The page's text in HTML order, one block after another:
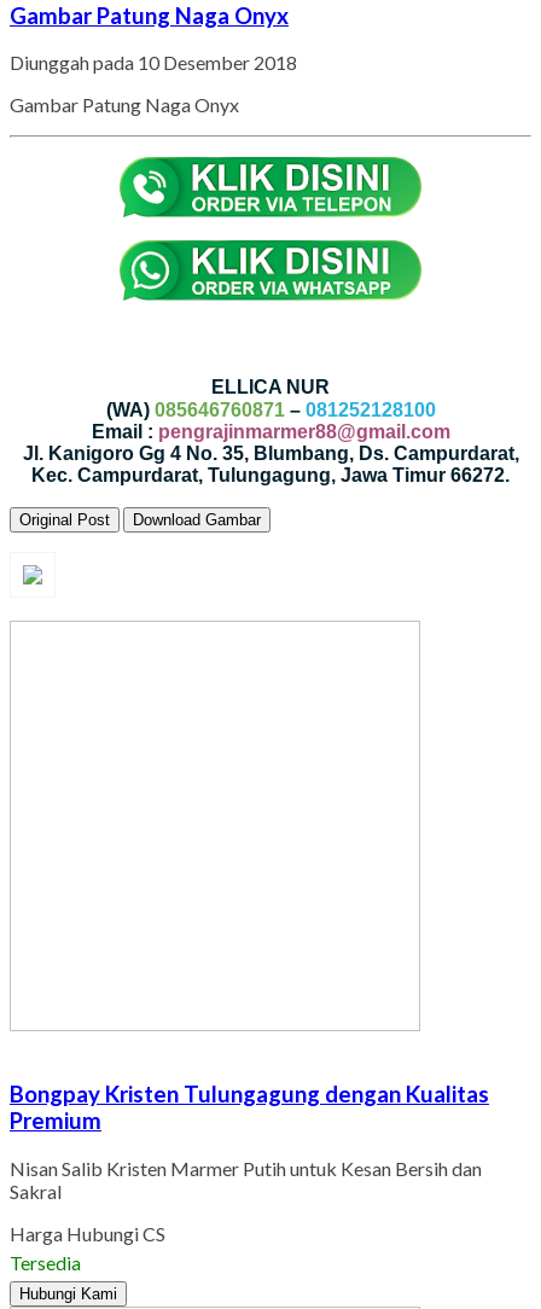
Gambar Patung Naga Onyx
Diunggah pada 10 Desember 2018
Gambar Patung Naga Onyx
ELLICA NUR
(WA) 085646760871– 081252128100
Email : pengrajinmarmer88@gmail.com
Jl. Kanigoro Gg 4 No. 35, Blumbang, Ds. Campurdarat,
Kec. Campurdarat, Tulungagung, Jawa Timur 66272.
Original Post Download Gambar
Bongpay Kristen Tulungagung dengan Kualitas
Premium
Nisan Salib Kristen Marmer Putih untuk Kesan Bersih dan
Sakral
Harga Hubungi CS
Tersedia
Hubungi Kami